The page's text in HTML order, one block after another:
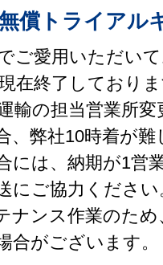
償トライアル
ご愛用いただい
在終了しており
輸の担当営業所
、弊社10時着が
には、納期が1営
にご協力ください
ナンス作業のた
合がございます。